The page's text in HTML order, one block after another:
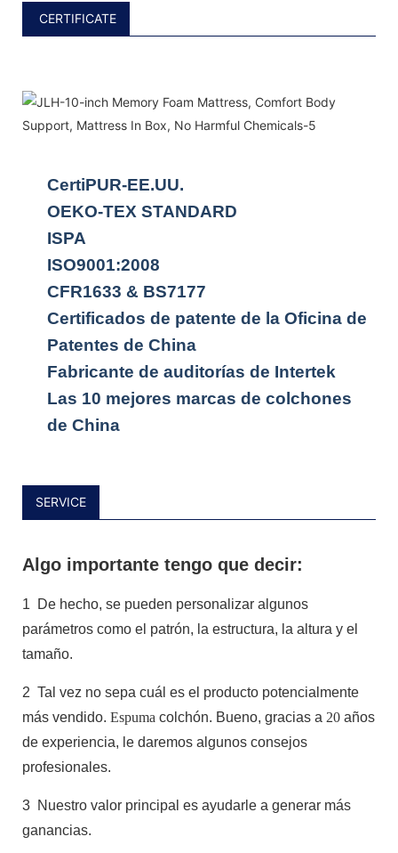
CERTIFICATE
CertiPUR-EE.UU.
OEKO-TEX STANDARD
ISPA
ISO9001:2008
CFR1633 & BS7177
Certificados de patente de la Oficina de
Patentes de China
Fabricante de auditorías de Intertek
Las 10 mejores marcas de colchones
de China
SERVICE
Algo importante tengo que decir:
1
De hecho, se pueden personalizar algunos
parámetros como el patrón, la estructura, la altura y el
tamaño.
2 Tal vez no sepa cuál es el producto potencialmente
más vendido. Espuma colchón. Bueno, gracias a 20 años
de experiencia, le daremos algunos consejos
profesionales.
3 Nuestro valor principal es ayudarle a generar más
ganancias.